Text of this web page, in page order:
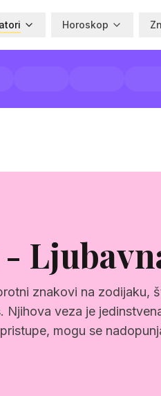
Horoskop
-
znakovi na zodijaku,
Njihova veza je
mogu se